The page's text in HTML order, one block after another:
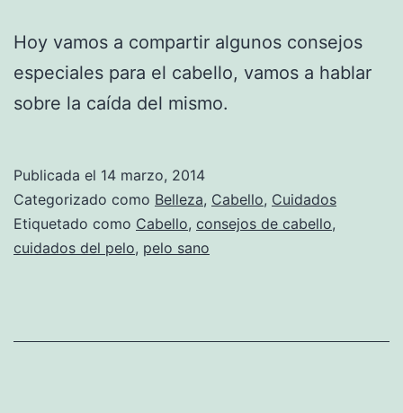
Hoy vamos a compartir algunos consejos
especiales para el cabello, vamos a hablar
sobre la caída del mismo.
Publicada el 14 marzo, 2014
Categorizado como Belleza, Cabello, Cuidados
Etiquetado como Cabello, consejos de cabello,
cuidados del pelo, pelo sano